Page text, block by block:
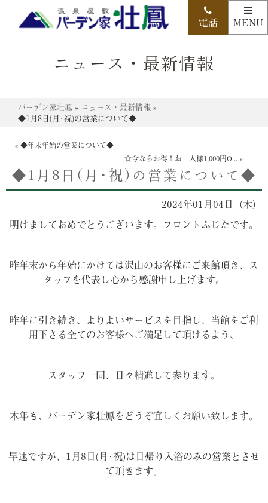
ニュース・最新情報
バーデン家壮鳳 » ニュース・最新情報 »
◆1月8日(月･祝)の営業について◆
« ◆年末年始の営業について◆
☆今ならお得！お一人様1,000円O... »
◆1月8日(月･祝)の営業について◆
2024年01月04日（木）
明けましておめでとうございます。フロントふじたです。
昨年末から年始にかけては沢山のお客様にご来館頂き、ス
タッフを代表し心から感謝申し上げます。
昨年に引き続き、よりよいサービスを目指し、当館をご利
用下さる全てのお客様へご満足して頂けるよう、
スタッフ一同、日々精進して参ります。
本年も、バーデン家壮鳳をどうぞ宜しくお願い致します。
早速ですが、1月8日(月･祝)は日帰り入浴のみの営業とさせ
て頂きます。